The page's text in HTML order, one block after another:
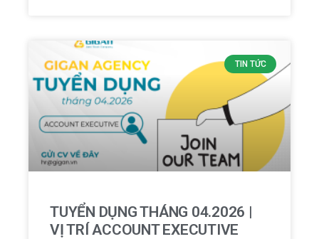
TIN TỨC
TUYỂN DỤNG THÁNG 04.2026 |
VỊ TRÍ ACCOUNT EXECUTIVE